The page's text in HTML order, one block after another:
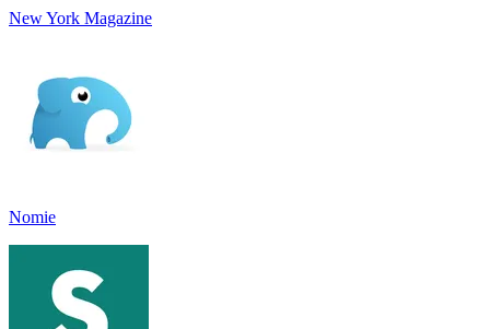
New York Magazine
Nomie